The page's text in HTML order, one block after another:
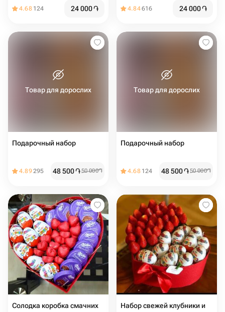
4.68 124 24 000֏ 4.84616 24 000֏
Товар для дорослих
Подарочный набор
4.89295 48 500֏50 000֏
Товар для дорослих
Подарочный набор
4.68 124 48 500֏50 000֏
Солодка коробка смачних
Набор свежей клубники и